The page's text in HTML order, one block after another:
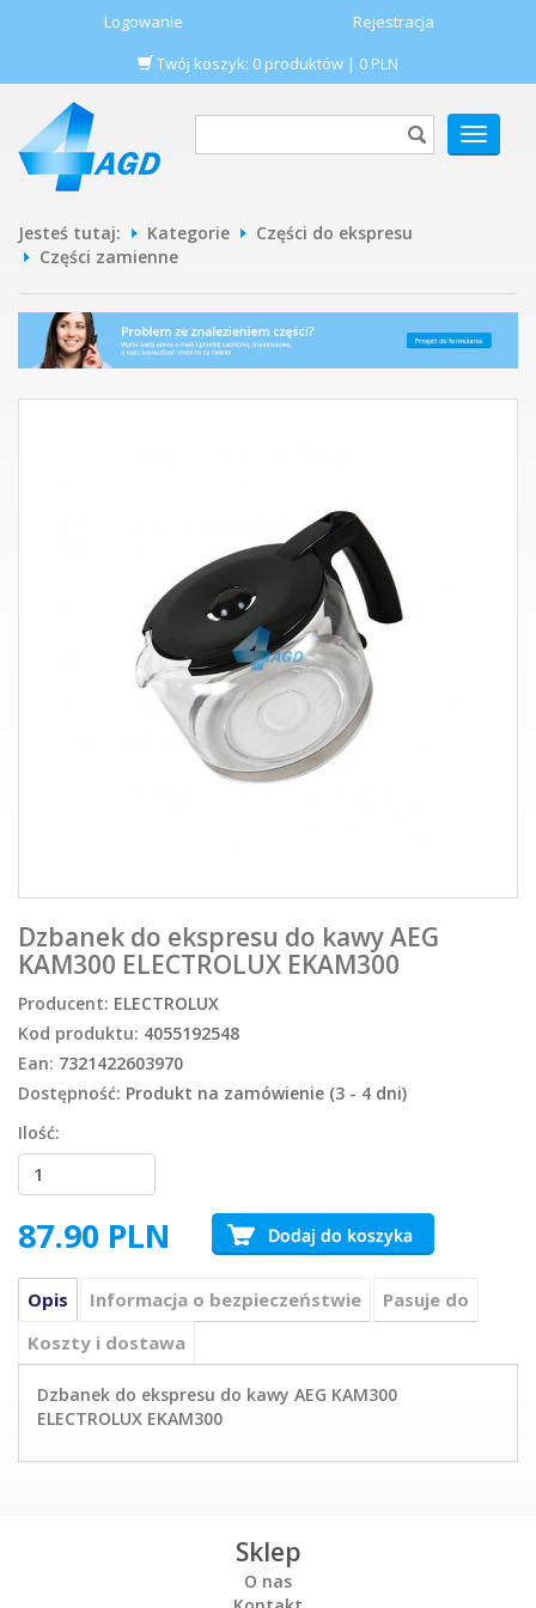
Logowanie
Rejestracja
Twój koszyk: 0 produktów | 0 PLN
POKAŻ
MENU
Jesteś tutaj: Kategorie
Części do ekspresu
Części zamienne
Dzbanek do ekspresu do kawy AEG
KAM300 ELECTROLUX EKAM300
Producent: ELECTROLUX
Kod produktu: 4055192548
Ean: 7321422603970
Dostępność: Produkt na zamówienie (3 - 4 dni)
Ilość:
87.90 PLN
Opis Informacja o bezpieczeństwie
Pasuje do
Koszty i dostawa
Dzbanek do ekspresu do kawy AEG KAM300
ELECTROLUX EKAM300
Sklep
O nas